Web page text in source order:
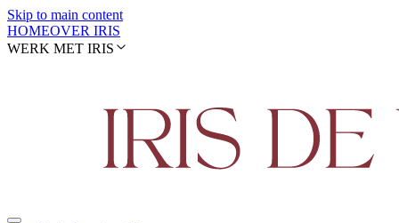
Skip to main content
HOMEOVER IRIS
WERK MET IRIS